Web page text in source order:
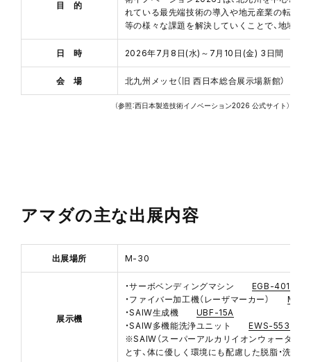
目 的
れている最先端技術の導入や地元産業の転換へ
等の様々な課題を解決していくことで、地域企
日 時 2026年7月8日(水)～7月10日(金) 3日間 10:00
会 場 北九州メッセ（旧 西日本総合展示場新館）
（参照：西日本製造技術イノベーション2026 公式サイト）
アマダの主な出展内容
出展場所 M-30
展示機
・サーボベンディングマシン EGB-4010e
・ファイバー加工機（レーザマーカー） ML-
・SAIW生成機 UBF-15A
・SAIW多機能洗浄ユニットEWS-553
※SAIW（スーパーアルカリイオンウォーター
とす、体に優しく環境にも配慮した脱脂・洗浄水